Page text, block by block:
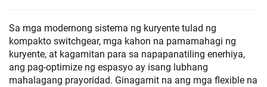
Makipag-ugnayan sa Amin
Sa mga modernong sistema ng kuryente tulad ng
kompakto switchgear, mga kahon na pamamahagi ng
kuryente, at kagamitan para sa napapanatiling enerhiya,
ang pag-optimize ng espasyo ay isang lubhang
mahalagang prayoridad. Ginagamit na ang mga flexible na